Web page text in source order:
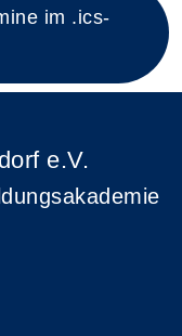
im .ics-
e.V.